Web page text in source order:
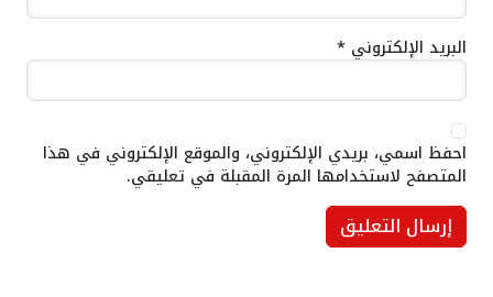
البريد الإلكتروني *
احفظ اسمي، بريدي الإلكتروني، والموقع الإلكتروني في هذا
المتصفح لاستخدامها المرة المقبلة في تعليقي.